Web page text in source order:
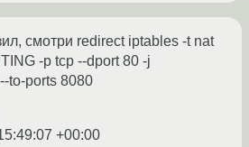
смотри redirect iptables -t nat
-p tcp --dport 80 -j
to-ports 8080
+00:00